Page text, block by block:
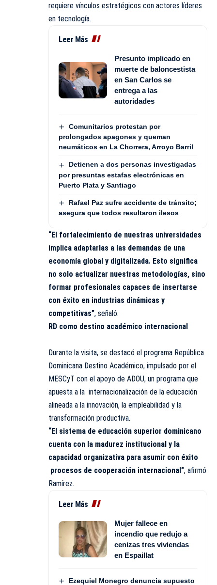
requiere vínculos estratégicos con actores líderes
en tecnología.
Leer Más
Presunto implicado en
muerte de baloncestista
en San Carlos se
entrega a las
autoridades
Comunitarios protestan por
prolongados apagones y queman
neumáticos en La Chorrera, Arroyo Barril
Detienen a dos personas investigadas
por presuntas estafas electrónicas en
Puerto Plata y Santiago
Rafael Paz sufre accidente de tránsito;
asegura que todos resultaron ilesos
“El fortalecimiento de nuestras universidades
implica adaptarlas a las demandas de una
economía global y digitalizada. Esto significa
no solo actualizar nuestras metodologías, sino
formar profesionales capaces de insertarse
con éxito en industrias dinámicas y
competitivas”, señaló.
RD como destino académico internacional
Durante la visita, se destacó el programa República
Dominicana Destino Académico, impulsado por el
MESCyT con el apoyo de ADOU, un programa que
apuesta a la internacionalización de la educación
alineada a la innovación, la empleabilidad y la
transformación productiva.
“El sistema de educación superior dominicano
cuenta con la madurez institucional y la
capacidad organizativa para asumir con éxito
procesos de cooperación internacional”, afirmó
Ramírez.
Leer Más
Mujer fallece en
incendio que redujo a
cenizas tres viviendas
en Espaillat
Ezequiel Monegro denuncia supuesto